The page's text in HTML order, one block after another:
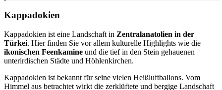
Kappadokien
Kappadokien ist eine Landschaft in Zentralanatolien in der
Türkei. Hier finden Sie vor allem kulturelle Highlights wie die
ikonischen Feenkamine und die tief in den Stein gehauenen
unterirdischen Städte und Höhlenkirchen.
Kappadokien ist bekannt für seine vielen Heißluftballons. Vom
Himmel aus betrachtet wirkt die zerklüftete und bergige Landschaft